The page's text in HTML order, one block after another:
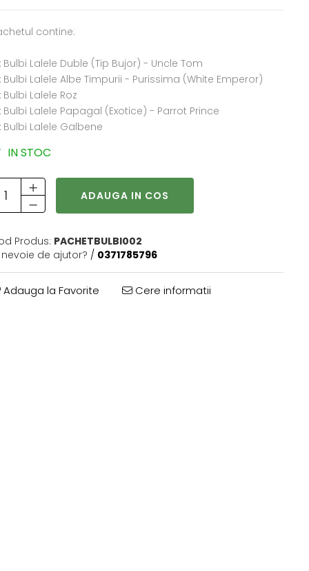
contine:
Bulbi Lalele Duble (Tip Bujor) - Uncle Tom
Bulbi Lalele Albe Timpurii - Purissima (White Emperor)
Bulbi Lalele Roz
Bulbi Lalele Papagal (Exotice) - Parrot Prince
Bulbi Lalele Galbene
IN STOC
ADAUGA IN COS
Produs: PACHETBULBI002
nevoie de ajutor? / 0371785796
Adauga la Favorite Cere informatii